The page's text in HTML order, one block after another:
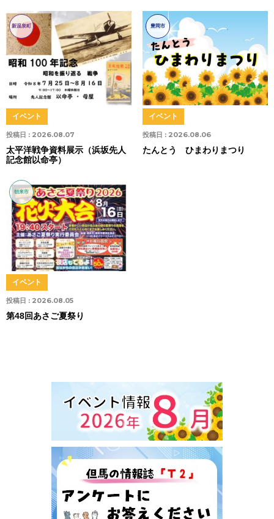
新温泉町
投稿日 : 2026.08.07
イベント
太平洋戦争資料展示（浜坂先人
記念館以命亭）
豊岡市
投稿日 : 2026.08.06
イベント
たんとう ひまわりまつり
朝来市
投稿日 : 2026.08.05
イベント
第48回あさご夏祭り